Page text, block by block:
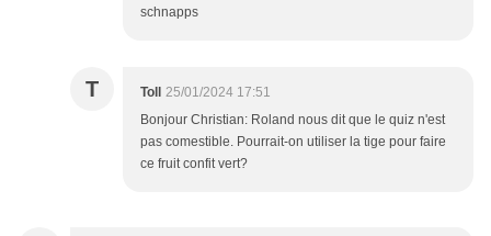
schnapps
T Toll
25/01/2024 17:51
Bonjour Christian: Roland nous dit que le quiz n'est
pas comestible. Pourrait-on utiliser la tige pour faire
ce fruit confit vert?